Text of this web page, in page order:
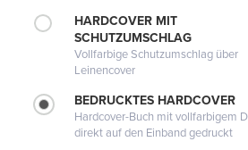
HARDCOVER MIT
SCHUTZUMSCHLAG
Vollfarbige Schutzumschlag über
Leinencover
BEDRUCKTES HARDCOVER
Hardcover-Buch mit vollfarbigem
direkt auf den Einband gedruckt